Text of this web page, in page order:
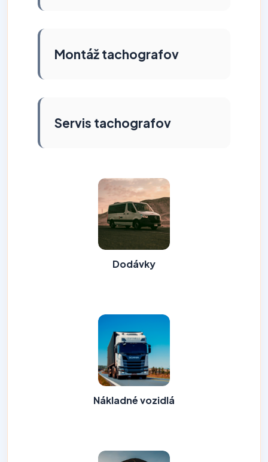
Montáž tachografov
Servis tachografov
Dodávky
Nákladné vozidlá